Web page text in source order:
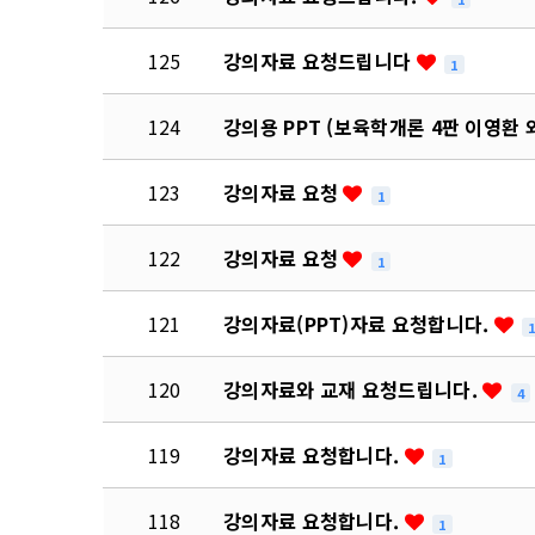
125 강의자료 요청드립니다 1
124 강의용 PPT (보육학개론 4판 이영환
123 강의자료 요청 1
122 강의자료 요청 1
121 강의자료(PPT)자료 요청합니다. 1
120 강의자료와 교재 요청드립니다. 4
119 강의자료 요청합니다. 1
118 강의자료 요청합니다. 1